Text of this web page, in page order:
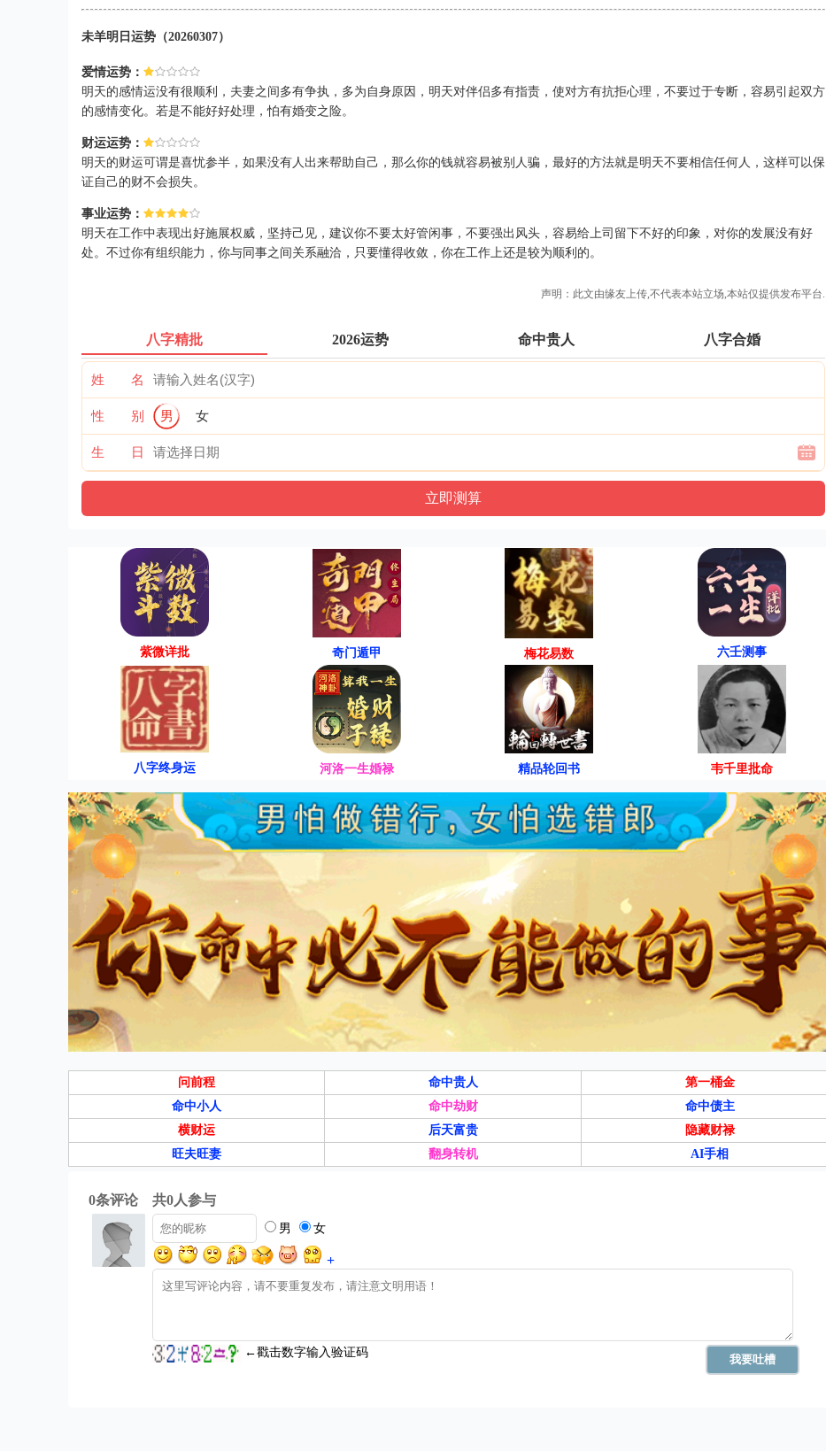
未羊明日运势（20260307）
爱情运势：
明天的感情运没有很顺利，夫妻之间多有争执，多为自身原因，明天对伴侣多有指责，使对方有抗拒心理，不要过于专断，容易引起双方
的感情变化。若是不能好好处理，怕有婚变之险。
财运运势：
明天的财运可谓是喜忧参半，如果没有人出来帮助自己，那么你的钱就容易被别人骗，最好的方法就是明天不要相信任何人，这样可以保
证自己的财不会损失。
事业运势：
明天在工作中表现出好施展权威，坚持己见，建议你不要太好管闲事，不要强出风头，容易给上司留下不好的印象，对你的发展没有好
处。不过你有组织能力，你与同事之间关系融洽，只要懂得收敛，你在工作上还是较为顺利的。
声明：此文由缘友上传,不代表本站立场,本站仅提供发布平台.
八字精批 2026运势 命中贵人 八字合婚
姓 名
性 别 男 女
生 日
紫微详批 奇门遁甲 梅花易数 六壬测事
八字终身运 河洛一生婚禄 精品轮回书 韦千里批命
问前程 命中贵人
第一桶金
命中小人
命中劫财
命中债主
横财运
后天富贵
隐藏财禄
旺夫旺妻
翻身转机 AI手相